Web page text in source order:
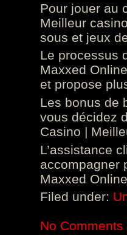
Pour jouer au
Meilleur
sous et jeux
Le processus
Maxxed
et propose
Les bonus de
vous décidez
Casino |
L’assistance
accompagner
Maxxed
Filed under:
No Comments